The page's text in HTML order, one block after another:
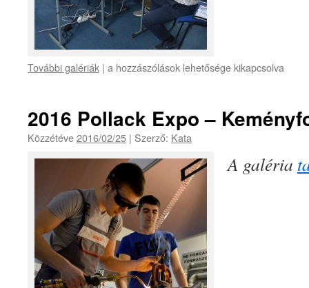
További galériák | a hozzászólások lehetősége kikapcsolva
2016 Pollack Expo –
Közzétéve2016/02/25 | Szerző: Kata
A galéria